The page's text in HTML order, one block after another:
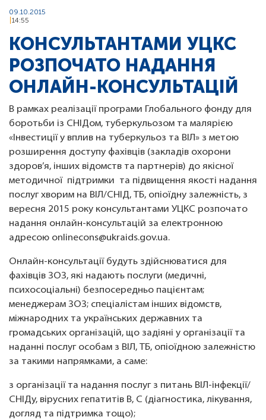
09.10.2015
14:55
КОНСУЛЬТАНТАМИ УЦКС
РОЗПОЧАТО НАДАННЯ
ОНЛАЙН-КОНСУЛЬТАЦІЙ
В рамках реалізації програми Глобального фонду для
боротьби із СНІДом, туберкульозом та малярією
«Інвестиції у вплив на туберкульоз та ВІЛ» з метою
розширення доступу фахівців (закладів охорони
здоров’я, інших відомств та партнерів) до якісної
методичної підтримки та підвищення якості надання
послуг хворим на ВІЛ/СНІД, ТБ, опіоїдну залежність, з
вересня 2015 року консультантами УЦКС розпочато
надання онлайн-консультацій за електронною
адресою onlinecons@ukraids.gov.ua.
Онлайн-консультації будуть здійснюватися для
фахівців ЗОЗ, які надають послуги (медичні,
психосоціальні) безпосередньо пацієнтам;
менеджерам ЗОЗ; спеціалістам інших відомств,
міжнародних та українських державних та
громадських організацій, що задіяні у організації та
наданні послуг особам з ВІЛ, ТБ, опіоїдною залежністю
за такими напрямками, а саме:
з організації та надання послуг з питань ВІЛ-інфекції/
СНІДу, вірусних гепатитів В, С (діагностика, лікування,
догляд та підтримка тощо);